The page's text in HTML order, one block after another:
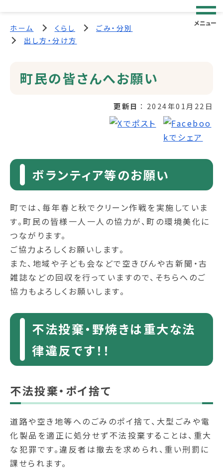
メニュー
ホーム くらし
ごみ・分別
出し方・分け方
町民の皆さんへお願い
更新日 2024年01月22日
ボランティア等のお願い
町では、毎年春と秋でクリーン作戦を実施していま
す。町民の皆様一人一人の協力が、町の環境美化に
つながります。
ご協力よろしくお願いします。
また、地域や子ども会などで空きびんや古新聞・古
雑誌などの回収を行っていますので、そちらへのご
協力もよろしくお願いします。
不法投棄・野焼きは重大な法
律違反です！！
不法投棄・ポイ捨て
道路や空き地等へのごみのポイ捨て、大型ごみや電
化製品を適正に処分せず不法投棄することは、重大
な犯罪です。違反者は撤去を求められ、重い刑罰に
課せられます。